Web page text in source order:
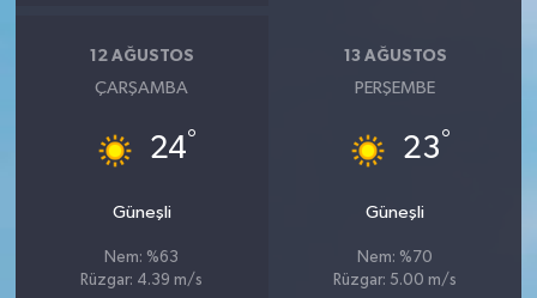
12 AĞUSTOS
ÇARŞAMBA
24°
Güneşli
Nem: %63
Rüzgar: 4.39 m/s
13 AĞUSTOS
PERŞEMBE
23°
Güneşli
Nem: %70
Rüzgar: 5.00 m/s